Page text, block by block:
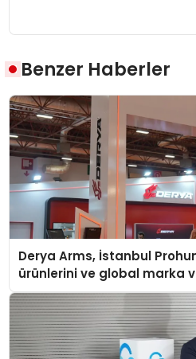
Benzer Haberler
Derya Arms, İstanbul
ürünlerini ve global marka